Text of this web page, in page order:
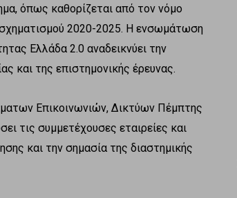
όπως καθορίζεται από τον νόμο
2020-2025. Η ενσωμάτωση
Ελλάδα 2.0 αναδεικνύει την
και της επιστημονικής έρευνας.
Επικοινωνιών, Δικτύων Πέμπτης
τις συμμετέχουσες εταιρείες και
και την σημασία της διαστημικής